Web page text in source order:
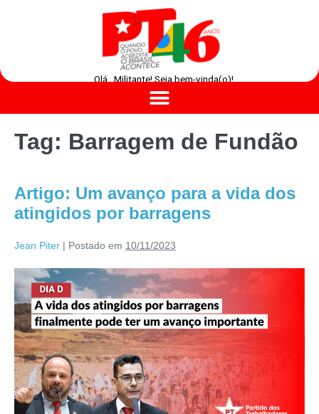
Olá , Militante! Seja bem-vinda(o)!
Tag: Barragem de Fundão
Artigo: Um avanço para a vida dos
atingidos por barragens
Jean Piter | Postado em 10/11/2023